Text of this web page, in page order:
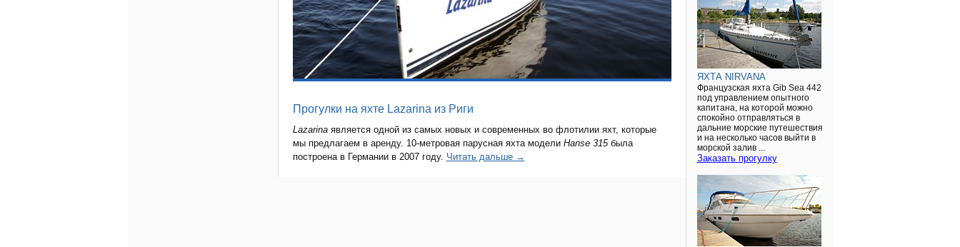
Прогулки на яхте Lazarina из Риги
Lazarinaявляется одной из самых новых и современных во флотилии яхт, которые
мы предлагаем в аренду. 10-метровая парусная яхта модели Hanse 315была
построена в Германии в 2007 году. Читать дальше →
ЯХТА NIRVANA
Французская яхта Gib Sea 442
под управлением опытного
капитана, на которой можно
спокойно отправляться в
дальние морские путешествия
и на несколько часов выйти в
морской залив ...
Заказать прогулку